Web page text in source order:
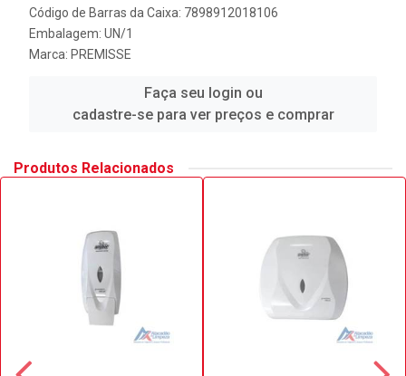
Código de Barras da Caixa: 7898912018106
Embalagem: UN/1
Marca: PREMISSE
Faça seu login ou
cadastre-se para ver preços e comprar
Produtos Relacionados